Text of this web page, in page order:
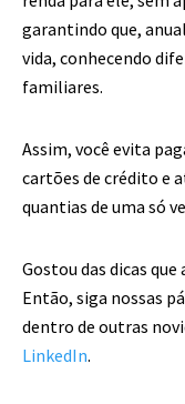
garantindo que,
vida, conhecendo
familiares.
Assim, você evita
cartões de crédito e
quantias de uma só
Gostou das dicas
Então, siga nossas
dentro de outras
LinkedIn.